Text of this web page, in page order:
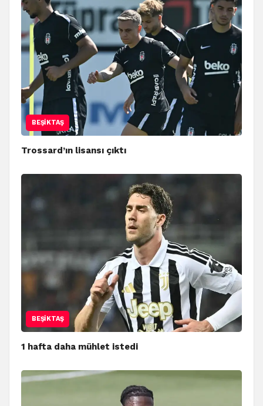
BEŞIKTAŞ
Trossard’ın lisansı çıktı
BEŞIKTAŞ
1 hafta daha mühlet istedi